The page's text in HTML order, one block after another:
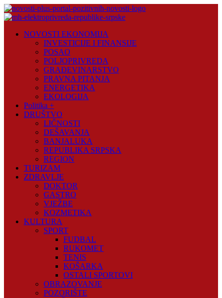
Skip
to
Plus
NOVOSTI EKONOMIJA
INVESTICIJE I FINANSIJE
POSAO
POLJOPRIVREDA
GRAĐEVINARSTVO
PRAVNA PITANJA
ENERGETIKA
EKOLOGIJA
Politika +
DRUŠTVO
LIČNOSTI
DEŠAVANJA
BANJALUKA
REPUBLIKA SRPSKA
REGION
TURIZAM
ZDRAVLJE
DOKTOR
GASTRO
VJEŽBE
KOZMETIKA
KULTURA
SPORT
FUDBAL
RUKOMET
TENIS
KOŠARKA
OSTALI SPORTOVI
OBRAZOVANJE
POZORIŠTE